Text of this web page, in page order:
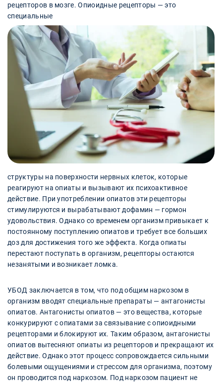
рецепторов в мозге. Опиоидные рецепторы — это
специальные
структуры на поверхности нервных клеток, которые
реагируют на опиаты и вызывают их психоактивное
действие. При употреблении опиатов эти рецепторы
стимулируются и вырабатывают дофамин — гормон
удовольствия. Однако со временем организм привыкает к
постоянному поступлению опиатов и требует все больших
доз для достижения того же эффекта. Когда опиаты
перестают поступать в организм, рецепторы остаются
незанятыми и возникает ломка.
УБОД заключается в том, что под общим наркозом в
организм вводят специальные препараты — антагонисты
опиатов. Антагонисты опиатов — это вещества, которые
конкурируют с опиатами за связывание с опиоидными
рецепторами и блокируют их. Таким образом, антагонисты
опиатов вытесняют опиаты из рецепторов и прекращают их
действие. Однако этот процесс сопровождается сильными
болевыми ощущениями и стрессом для организма, поэтому
он проводится под наркозом. Под наркозом пациент не